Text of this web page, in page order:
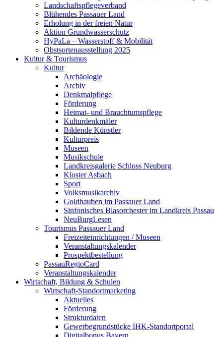
Landschaftspflegeverband
Blühendes Passauer Land
Erholung in der freien Natur
Aktion Grundwasserschutz
HyPaLa – Wasserstoff & Mobilität
Obstsortenausstellung 2025
Kultur & Tourismus
Kultur
Archäologie
Archiv
Denkmalpflege
Förderung
Heimat- und Brauchtumspflege
Kulturdenkmäler
Bildende Künstler
Kulturpreis
Museen
Musikschule
Landkreisgalerie Schloss Neuburg
Kloster Asbach
Sport
Volksmusikarchiv
Goldhauben im Passauer Land
Sinfonisches Blasorchester im Landkreis Passau
NeuBurgLesen
Tourismus Passauer Land
Freizeiteinrichtungen / Museen
Veranstaltungskalender
Prospektbestellung
PassauRegioCard
Veranstaltungskalender
Wirtschaft, Bildung & Schulen
Wirtschaft-Standortmarketing
Aktuelles
Förderung
Strukturdaten
Gewerbegrundstücke IHK-Standortportal
Digitalbonus Bayern